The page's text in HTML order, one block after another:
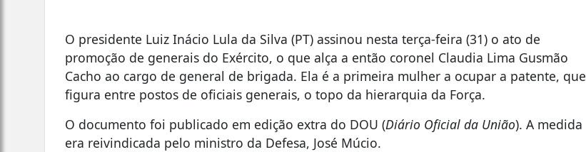
O presidente Luiz Inácio Lula da Silva (PT) assinou nesta terça-feira (31) o ato de
promoção de generais do Exército, o que alça a então coronel Claudia Lima Gusmão
Cacho ao cargo de general de brigada. Ela é a primeira mulher a ocupar a patente, que
figura entre postos de oficiais generais, o topo da hierarquia da Força.
O documento foi publicado em edição extra do DOU (Diário Oficial da União). A medida
era reivindicada pelo ministro da Defesa, José Múcio.